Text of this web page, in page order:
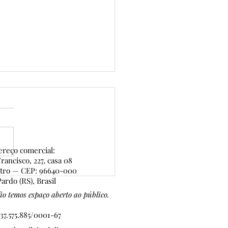
da Casa — conheça o
capítulo dos eventos
que realizamos
comercial:
227, casa 08
— CEP: 96640-000
(RS), Brasil
temos espaço aberto ao público.
0001-67